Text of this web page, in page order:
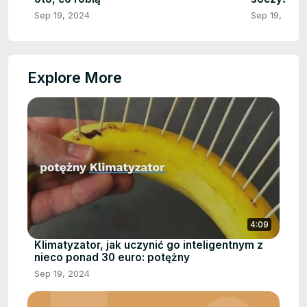
Sep 19, 2024 Sep 19, 2024
Explore More
4:09
Klimatyzator, jak uczynić go inteligentnym z
nieco ponad 30 euro: potężny
Sep 19, 2024